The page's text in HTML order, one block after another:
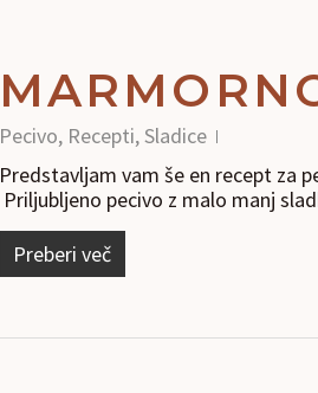
Pecivo, Recepti,Sladice
Predstavljam vam še en recept za
Priljubljeno pecivo z malo manj
Preberi več